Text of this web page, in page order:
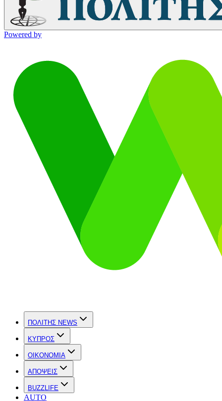
Powered by
ΠΟΛΙΤΗΣ NEWS
ΚΥΠΡΟΣ
OIKONOMIA
ΑΠΟΨΕΙΣ
BUZZLIFE
AUTO